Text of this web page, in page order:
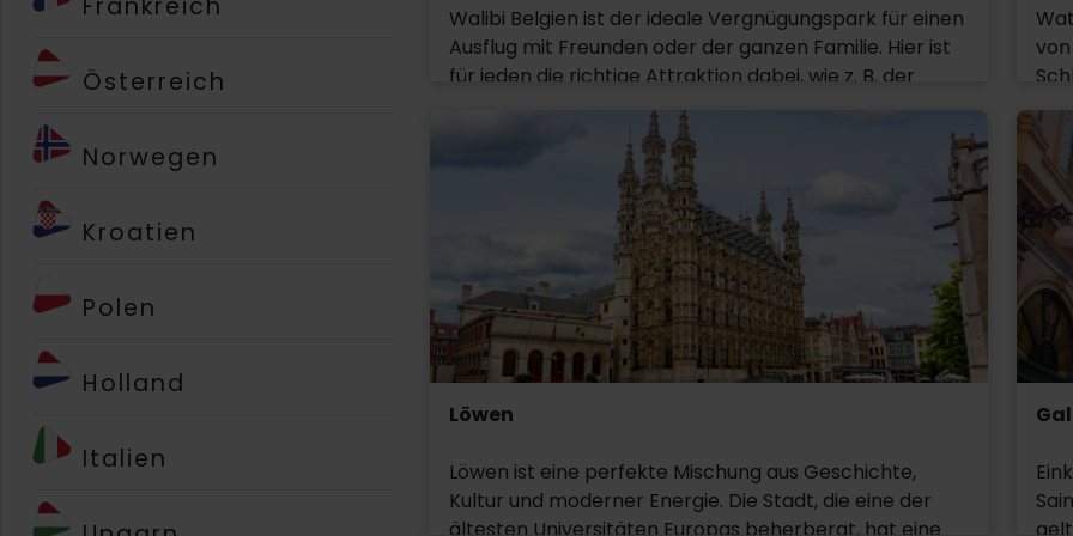
Frankreich
Österreich
Norwegen
Kroatien
Polen
Holland
Italien
Künstler.
Walibi Belgien ist der ideale Vergnügungspark für einen
Ausflug mit Freunden oder der ganzen Familie. Hier ist
für jeden die richtige Attraktion dabei, wie z. B. der
berühmte Radja River, die verrückte Calamity Mine und
die Herausforderung des Tutankhamon. Bei all den
Attraktionen erleben Familien hier garantiert einen
ereignisreichen, vergnüglichen Nachmittag.
In
Löwen
Löwen ist eine perfekte Mischung aus Geschichte,
Kultur und moderner Energie. Die Stadt, die eine der
ältesten Universitäten Europas beherbergt, hat eine